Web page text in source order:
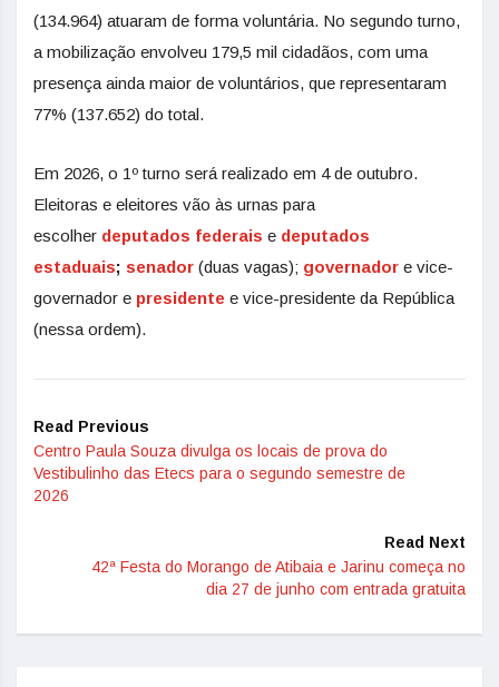
(134.964) atuaram de forma voluntária. No segundo turno,
a mobilização envolveu 179,5 mil cidadãos, com uma
presença ainda maior de voluntários, que representaram
77% (137.652) do total.
Em 2026, o 1º turno será realizado em 4 de outubro.
Eleitoras e eleitores vão às urnas para
escolher deputados federais e deputados
estaduais; senador (duas vagas); governador e vice-
governador e presidente e vice-presidente da República
(nessa ordem).
Read Previous
Centro Paula Souza divulga os locais de prova do
Vestibulinho das Etecs para o segundo semestre de
2026
Read Next
42ª Festa do Morango de Atibaia e Jarinu começa no
dia 27 de junho com entrada gratuita